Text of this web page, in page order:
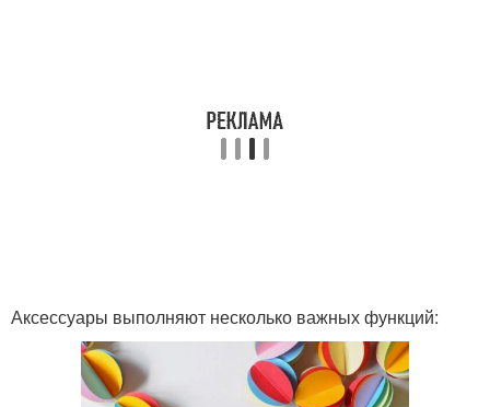
Аксессуары выполняют несколько важных функций: